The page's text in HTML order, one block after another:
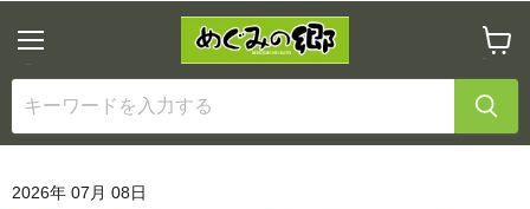
ニ
ュ
ー
ー
ト
を
見
2026年 07月 08日